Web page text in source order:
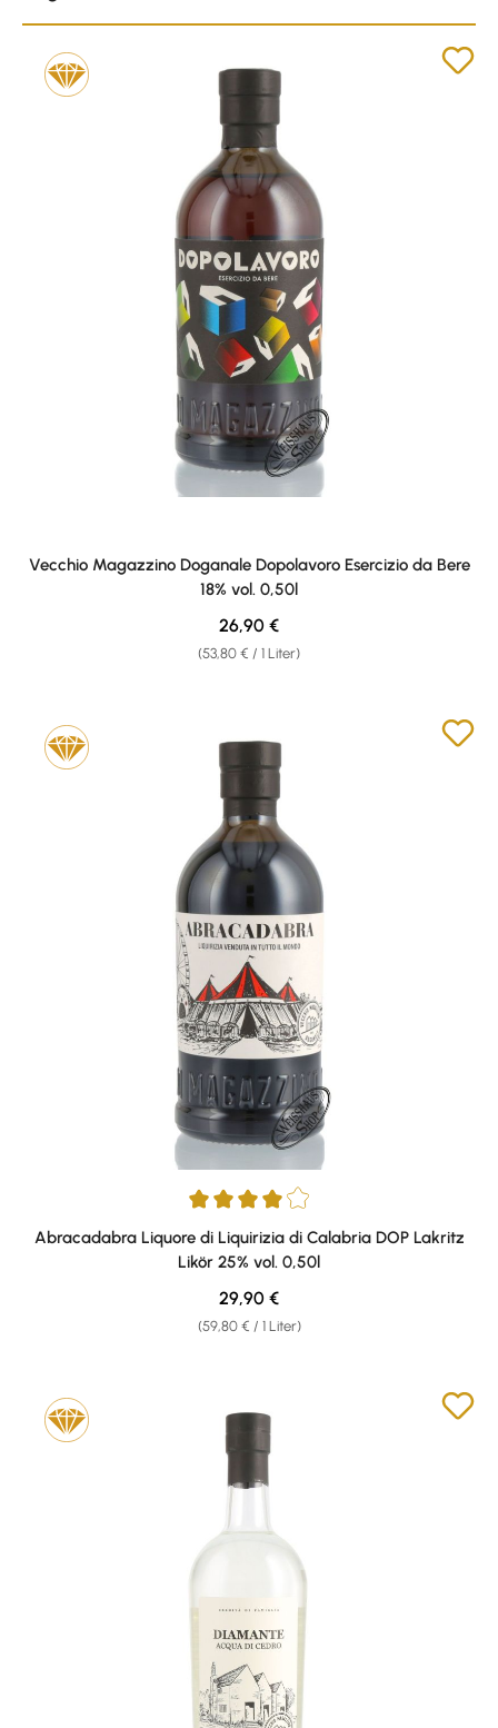
Vecchio Magazzino Doganale Dopolavoro Esercizio da Bere
18% vol. 0,50l
(53,80 € / 1 Liter)
Regulärer Preis:
26,90 €
Durchschnittliche Bewertung von 4 von 5 Sternen
Abracadabra Liquore di Liquirizia di Calabria DOP Lakritz
Likör 25% vol. 0,50l
(59,80 € / 1 Liter)
Regulärer Preis:
29,90 €